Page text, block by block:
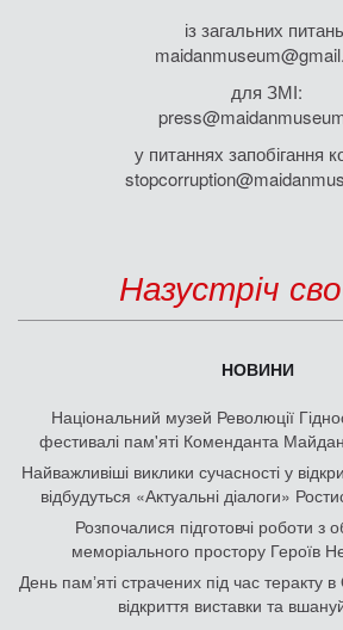
із загальних
для ЗМІ:
у питаннях запобігання
Назустріч
НОВИНИ
Національний музей Революції
фестивалі пам'яті Коменданта
Найважливіші виклики сучасності у
відбудуться «Актуальні діалоги»
Розпочалися підготовчі роботи з
меморіального простору Героїв
День памʼяті страчених під час теракту
відкриття виставки та